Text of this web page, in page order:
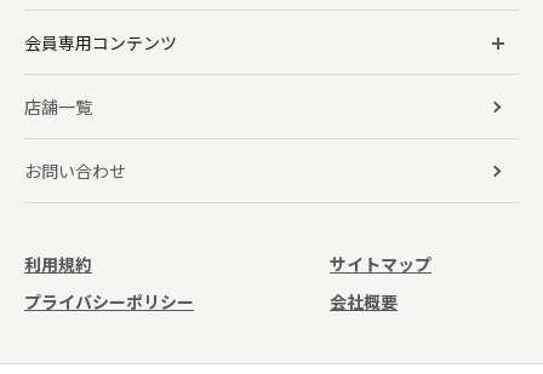
会員専用コンテンツ
店舗一覧
お問い合わせ
利用規約
サイトマップ
プライバシーポリシー
会社概要